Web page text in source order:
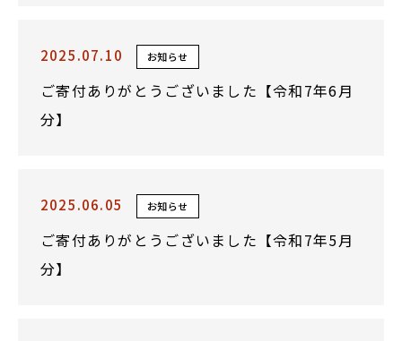
2025.07.10 お知らせ
ご寄付ありがとうございました【令和7年6月
分】
2025.06.05 お知らせ
ご寄付ありがとうございました【令和7年5月
分】